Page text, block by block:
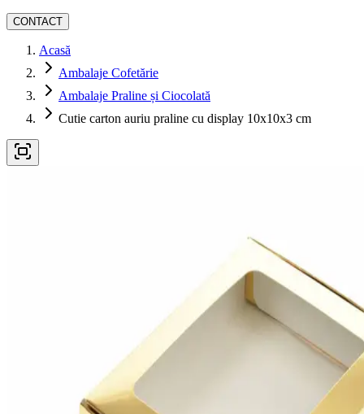
CONTACT
Acasă
Ambalaje Cofetărie
Ambalaje Praline și Ciocolată
Cutie carton auriu praline cu display 10x10x3 cm